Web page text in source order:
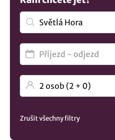
ubytování v lokalitě Světlá Hora
Zrušit všechny filtry